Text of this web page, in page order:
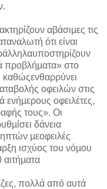
αβάσιµες τις
ότι είναι
προβλήµατα» στο
οφειλών στις
ενήµερους οφειλέτες,
τους». Οι
δάνεια
µεοφειλές
ισχύος του νόµου
πολλά από αυτά